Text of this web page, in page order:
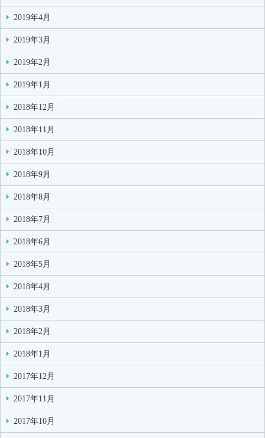
2019年4月
2019年3月
2019年2月
2019年1月
2018年12月
2018年11月
2018年10月
2018年9月
2018年8月
2018年7月
2018年6月
2018年5月
2018年4月
2018年3月
2018年2月
2018年1月
2017年12月
2017年11月
2017年10月